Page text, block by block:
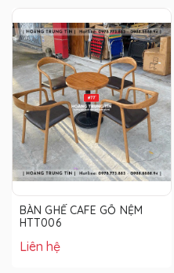
BÀN GHẾ CAFE GỖ NỆM
HTT006
Liên hệ